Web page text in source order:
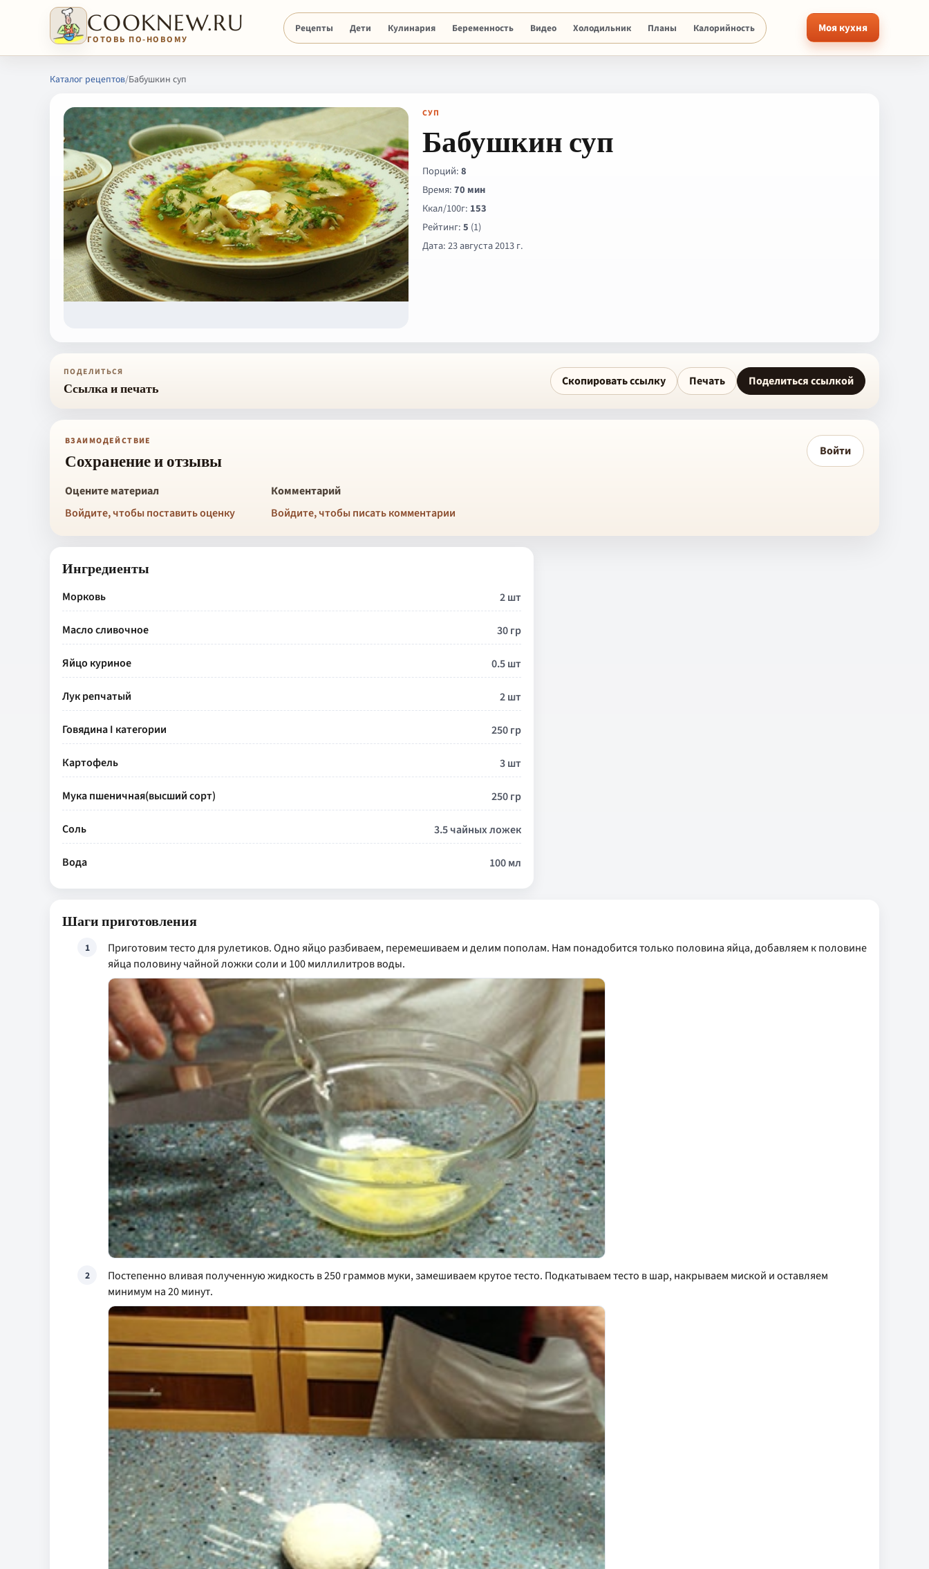
COOKNEW.RU
ГОТОВЬ ПО-НОВОМУ
Рецепты Дети Кулинария Беременность Видео Холодильник Планы Калорийность Моя кухня
Каталог рецептов/Бабушкин суп
СУП
Бабушкин суп
Порций:8
Время:70 мин
Ккал/100г: 153
Рейтинг:5 (1)
Дата: 23 августа 2013 г.
ПОДЕЛИТЬСЯ
Ссылка и печать Скопировать ссылку Печать Поделиться ссылкой
ВЗАИМОДЕЙСТВИЕ
Сохранение и отзывы Войти
Оцените материал
Войдите, чтобы поставить оценку
Комментарий
Войдите, чтобы писать комментарии
Ингредиенты
Морковь 2 шт
Масло сливочное 30 гр
Яйцо куриное 0.5 шт
Лук репчатый 2 шт
Говядина I категории 250 гр
Картофель 3 шт
Мука пшеничная(высший сорт) 250 гр
Соль 3.5 чайных ложек
Вода 100 мл
Шаги приготовления
1
Приготовим тесто для рулетиков. Одно яйцо разбиваем, перемешиваем и делим пополам. Нам понадобится только половина яйца, добавляем к половине
яйца половину чайной ложки соли и 100 миллилитров воды.
2
Постепенно вливая полученную жидкость в 250 граммов муки, замешиваем крутое тесто. Подкатываем тесто в шар, накрываем миской и оставляем
минимум на 20 минут.